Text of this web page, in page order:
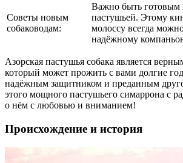
Советы новым
собаководам:
Важно быть готовым
пастушьей. Этому
молоссу всегда
надёжному
Азорская пастушья собака является
который может прожить с вами долгие
надёжным защитником и преданным
этого мощного пастушьего симаррона с
о нём с любовью и вниманием!
Происхождение и история